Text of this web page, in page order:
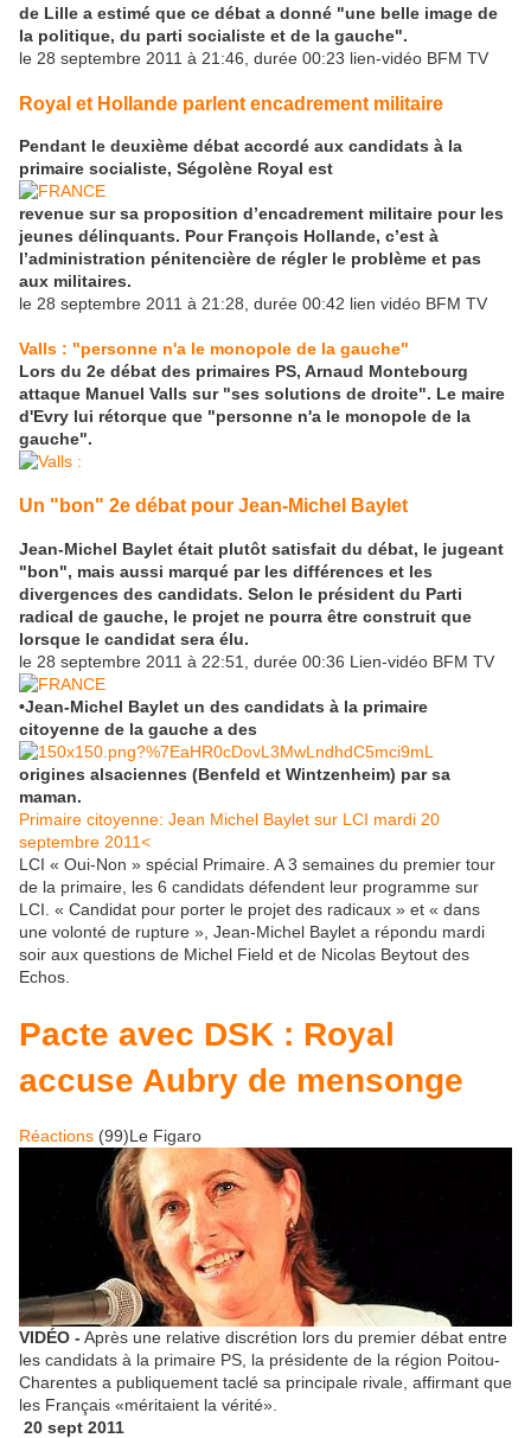
de Lille a estimé que ce débat a donné "une belle image de
la politique, du parti socialiste et de la gauche".
le 28 septembre 2011 à 21:46, durée 00:23 lien-vidéo BFM TV
Royal et Hollande parlent encadrement militaire
Pendant le deuxième débat accordé aux candidats à la
primaire socialiste, Ségolène Royal est
revenue sur sa proposition d’encadrement militaire pour les
jeunes délinquants. Pour François Hollande, c’est à
l’administration pénitencière de régler le problème et pas
aux militaires.
le 28 septembre 2011 à 21:28, durée 00:42 lien vidéo BFM TV
Valls : "personne n'a le monopole de la gauche"
Lors du 2e débat des primaires PS, Arnaud Montebourg
attaque Manuel Valls sur "ses solutions de droite". Le maire
d'Evry lui rétorque que "personne n'a le monopole de la
gauche".
Un "bon" 2e débat pour Jean-Michel Baylet
Jean-Michel Baylet était plutôt satisfait du débat, le jugeant
"bon", mais aussi marqué par les différences et les
divergences des candidats. Selon le président du Parti
radical de gauche, le projet ne pourra être construit que
lorsque le candidat sera élu.
le 28 septembre 2011 à 22:51, durée 00:36 Lien-vidéo BFM TV
•Jean-Michel Baylet un des candidats à la primaire
citoyenne de la gauche a des
origines alsaciennes (Benfeld et Wintzenheim) par sa
maman.
Primaire citoyenne: Jean Michel Baylet sur LCI mardi 20
septembre 2011<
LCI « Oui-Non » spécial Primaire. A 3 semaines du premier tour
de la primaire, les 6 candidats défendent leur programme sur
LCI. « Candidat pour porter le projet des radicaux » et « dans
une volonté de rupture », Jean-Michel Baylet a répondu mardi
soir aux questions de Michel Field et de Nicolas Beytout des
Echos.
Pacte avec DSK : Royal
accuse Aubry de mensonge
Réactions (99)Le Figaro
VIDÉO - Après une relative discrétion lors du premier débat entre
les candidats à la primaire PS, la présidente de la région Poitou-
Charentes a publiquement taclé sa principale rivale, affirmant que
les Français «méritaient la vérité».
20 sept 2011